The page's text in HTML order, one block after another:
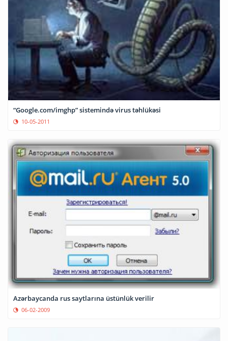
“Google.com/imghp” sistemində virus təhlükəsi
10-05-2011
Azərbaycanda rus saytlarına üstünlük verilir
06-02-2009